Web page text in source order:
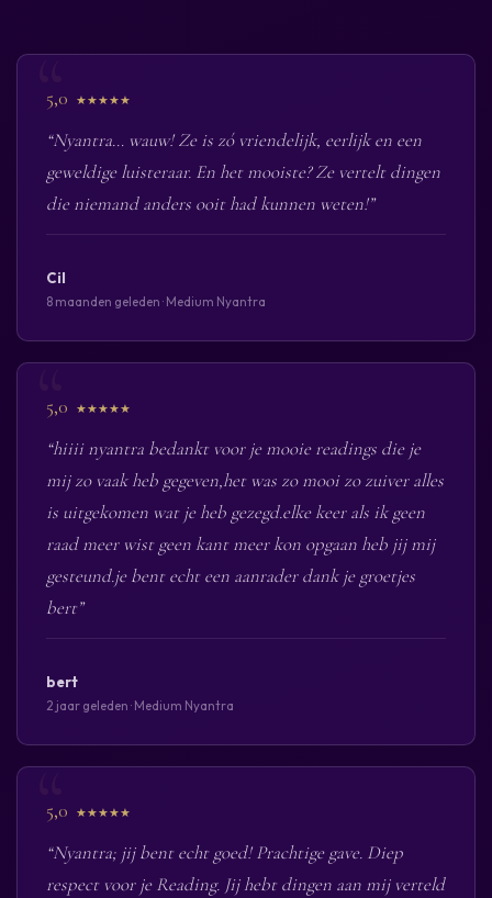
5,0 ★★★★★
“Nyantra… wauw! Ze is zó vriendelijk, eerlijk en een
geweldige luisteraar. En het mooiste? Ze vertelt dingen
die niemand anders ooit had kunnen weten!”
Cil
8 maanden geleden · Medium Nyantra
5,0 ★★★★★
“hiiii nyantra bedankt voor je mooie readings die je
mij zo vaak heb gegeven,het was zo mooi zo zuiver alles
is uitgekomen wat je heb gezegd.elke keer als ik geen
raad meer wist geen kant meer kon opgaan heb jij mij
gesteund.je bent echt een aanrader dank je groetjes
bert”
bert
2 jaar geleden · Medium Nyantra
5,0 ★★★★★
“Nyantra; jij bent echt goed! Prachtige gave. Diep
respect voor je Reading. Jij hebt dingen aan mij verteld